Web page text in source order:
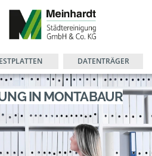
DATENTRÄGER
IN MONTABAUR